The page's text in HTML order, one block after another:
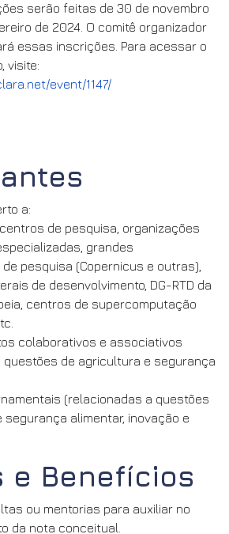
serão feitas de 30 de novembro
de 2024. O comitê organizador
essas inscrições. Para acessar o
visite:
event/1147/
a:
de pesquisa, organizações
grandes
pesquisa (Copernicus e outras),
de desenvolvimento, DG-RTD da
centros de supercomputação
colaborativos e associativos
questões de agricultura e segurança
(relacionadas a questões
segurança alimentar, inovação e
e Benefícios
ou mentorias para auxiliar no
da nota conceitual.